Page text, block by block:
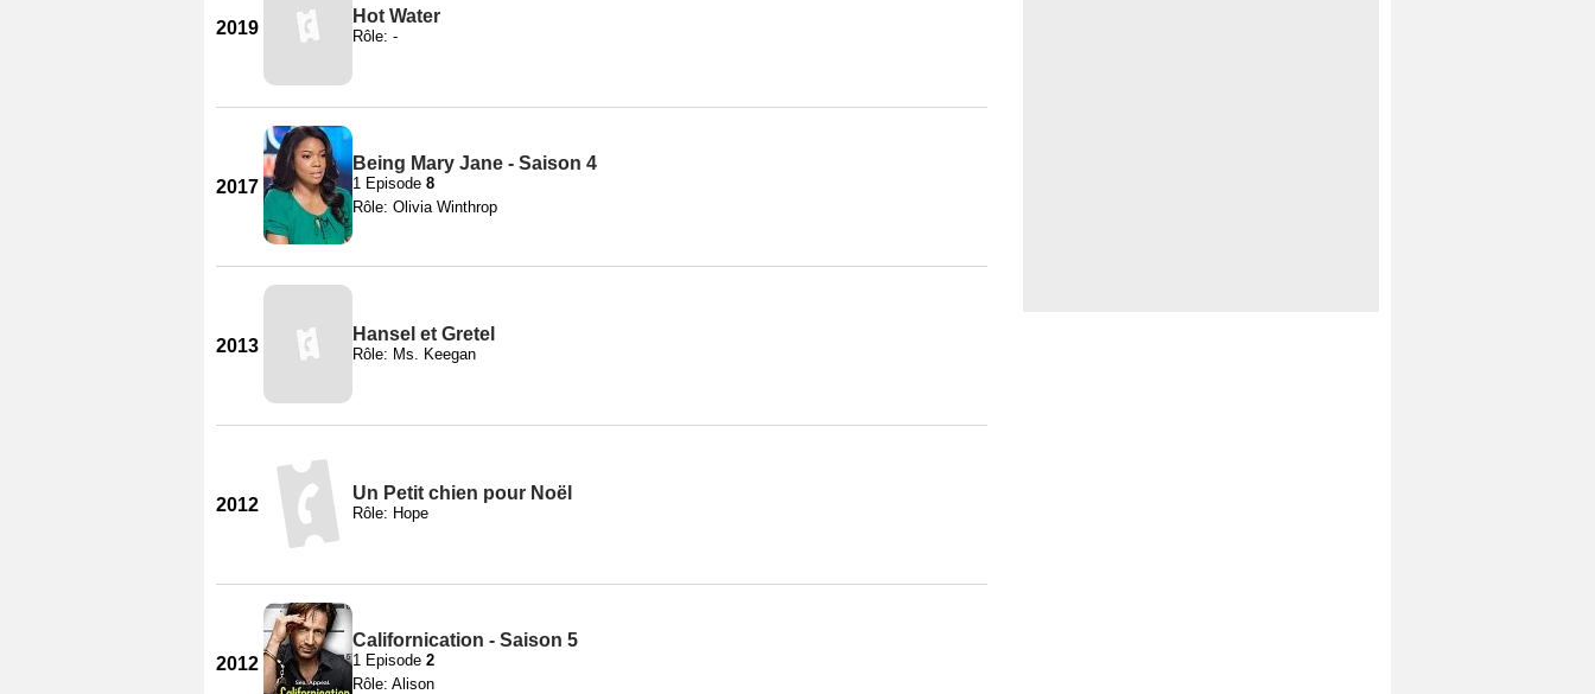
2019
Hot Water
Rôle: -
2017
Being Mary Jane - Saison 4
1 Episode 8
Rôle: Olivia Winthrop
2013
Hansel et Gretel
Rôle: Ms. Keegan
2012
Un Petit chien pour Noël
Rôle: Hope
2012
Californication - Saison 5
1 Episode 2
Rôle: Alison